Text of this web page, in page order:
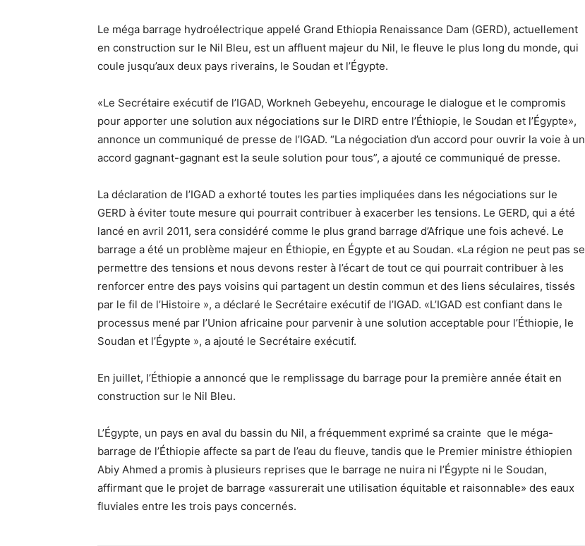
Le méga barrage hydroélectrique appelé Grand Ethiopia Renaissance Dam (GERD), actuellement
en construction sur le Nil Bleu, est un affluent majeur du Nil, le fleuve le plus long du monde, qui
coule jusqu’aux deux pays riverains, le Soudan et l’Égypte.
«Le Secrétaire exécutif de l’IGAD, Workneh Gebeyehu, encourage le dialogue et le compromis
pour apporter une solution aux négociations sur le DIRD entre l’Éthiopie, le Soudan et l’Égypte»,
annonce un communiqué de presse de l’IGAD. “La négociation d’un accord pour ouvrir la voie à un
accord gagnant-gagnant est la seule solution pour tous”, a ajouté ce communiqué de presse.
La déclaration de l’IGAD a exhorté toutes les parties impliquées dans les négociations sur le
GERD à éviter toute mesure qui pourrait contribuer à exacerber les tensions. Le GERD, qui a été
lancé en avril 2011, sera considéré comme le plus grand barrage d’Afrique une fois achevé. Le
barrage a été un problème majeur en Éthiopie, en Égypte et au Soudan. «La région ne peut pas se
permettre des tensions et nous devons rester à l’écart de tout ce qui pourrait contribuer à les
renforcer entre des pays voisins qui partagent un destin commun et des liens séculaires, tissés
par le fil de l’Histoire », a déclaré le Secrétaire exécutif de l’IGAD. «L’IGAD est confiant dans le
processus mené par l’Union africaine pour parvenir à une solution acceptable pour l’Éthiopie, le
Soudan et l’Égypte », a ajouté le Secrétaire exécutif.
En juillet, l’Éthiopie a annoncé que le remplissage du barrage pour la première année était en
construction sur le Nil Bleu.
L’Égypte, un pays en aval du bassin du Nil, a fréquemment exprimé sa crainte que le méga-
barrage de l’Éthiopie affecte sa part de l’eau du fleuve, tandis que le Premier ministre éthiopien
Abiy Ahmed a promis à plusieurs reprises que le barrage ne nuira ni l’Égypte ni le Soudan,
affirmant que le projet de barrage «assurerait une utilisation équitable et raisonnable» des eaux
fluviales entre les trois pays concernés.